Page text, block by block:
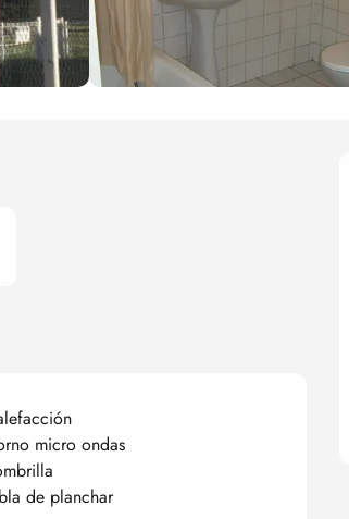
micro ondas
de planchar